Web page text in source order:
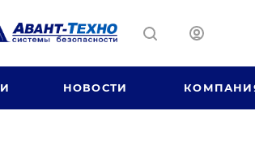
НОВОСТИ